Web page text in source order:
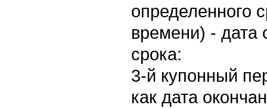
определенного
времени) - дата
срока:
3-й купонный
как дата